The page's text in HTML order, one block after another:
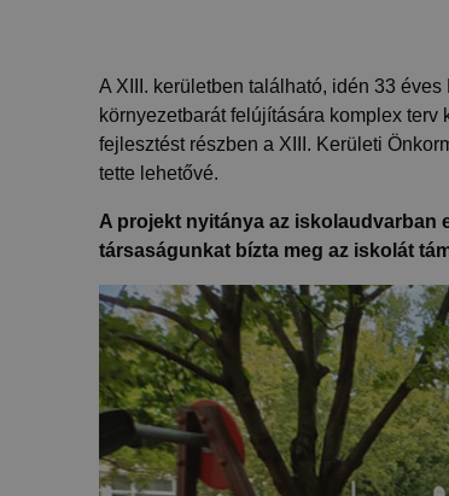
A XIII. kerületben található, idén 33
környezetbarát felújítására komplex
fejlesztést részben a XIII. Kerületi
tette lehetővé.
A projekt nyitánya az iskolaudvarban
társaságunkat bízta meg az iskolát